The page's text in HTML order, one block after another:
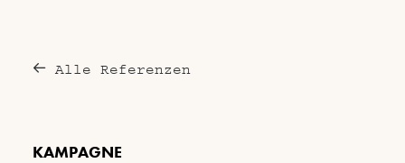
Alle Referenzen
KAMPAGNE